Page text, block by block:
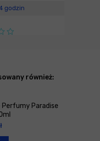
godzin
również:
Perfumy Paradise